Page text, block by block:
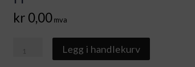
kr 0,00 mva
Legg i handlekurv